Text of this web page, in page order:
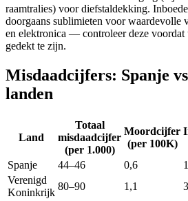
raamtralies) voor diefstaldekking.
doorgaans sublimieten voor waardevolle
en elektronica — controleer deze
gedekt te zijn.
Misdaadcijfers: Spanje
landen
Land
Totaal
misdaadcijfer
(per 1.000)
Moordcijfer
(per 100K)
Spanje
44–46 0,6
Verenigd
Koninkrijk
80–90 1,1